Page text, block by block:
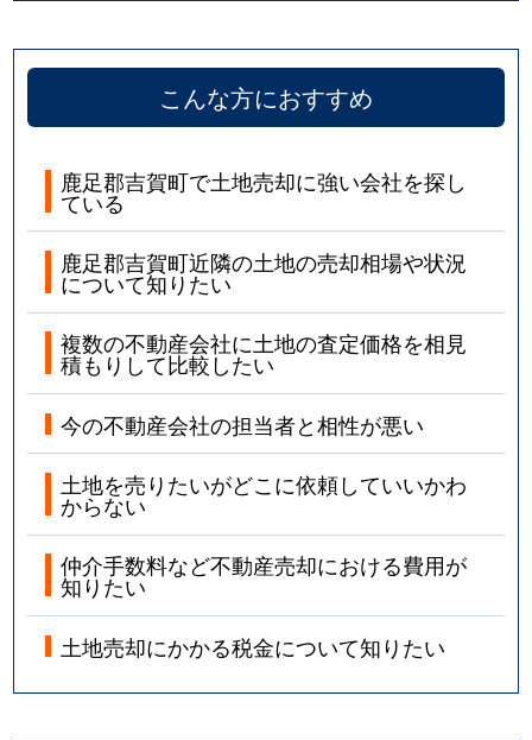
こんな方におすすめ
鹿足郡吉賀町で土地売却に強い会社を探し
ている
鹿足郡吉賀町近隣の土地の売却相場や状況
について知りたい
複数の不動産会社に土地の査定価格を相見
積もりして比較したい
今の不動産会社の担当者と相性が悪い
土地を売りたいがどこに依頼していいかわ
からない
仲介手数料など不動産売却における費用が
知りたい
土地売却にかかる税金について知りたい